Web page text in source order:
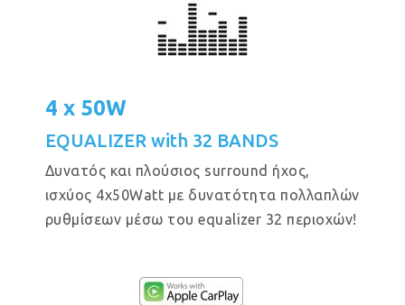
4 x 50W
EQUALIZER with 32 BANDS
Δυνατός και πλούσιος surround ήχος,
ισχύος 4x50Watt με δυνατότητα πολλαπλών
ρυθμίσεων μέσω του equalizer 32 περιοχών!